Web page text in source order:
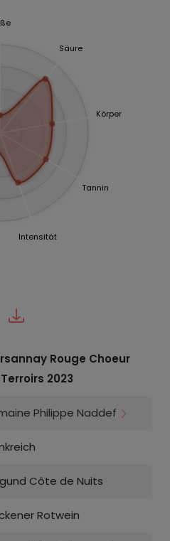
Säure
Körper
Tannin
Intensität
Rouge Choeur
2023
Philippe Naddef
Côte de Nuits
Rotwein